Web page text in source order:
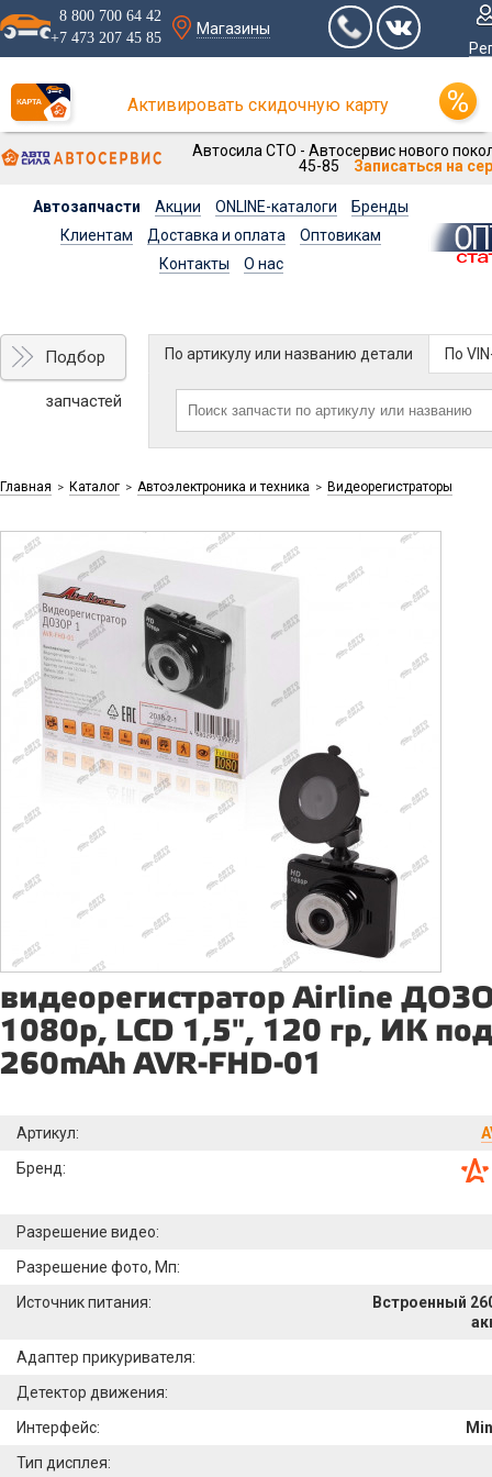
8 800 700 64 42
+7 473 207 45 85
Магазины
Активировать скидочную карту
Автосила СТО - Автосервис нового
45-85
Записаться на
Автозапчасти Акции ONLINE-каталоги
Бренды
Клиентам
Доставка и оплата
Оптовикам
Контакты
О нас
Подбор
запчастей
По артикулу или названию детали По
Главная > Каталог > Автоэлектроника и техника > Видеорегистраторы
видеорегистратор Airline
1080p, LCD 1,5", 120 гр, ИК
260mAh AVR-FHD-01
Артикул:
Бренд:
Разрешение видео:
Разрешение фото, Мп:
Источник питания:
Встроенный
Адаптер прикуривателя:
Детектор движения:
Интерфейс:
Тип дисплея: